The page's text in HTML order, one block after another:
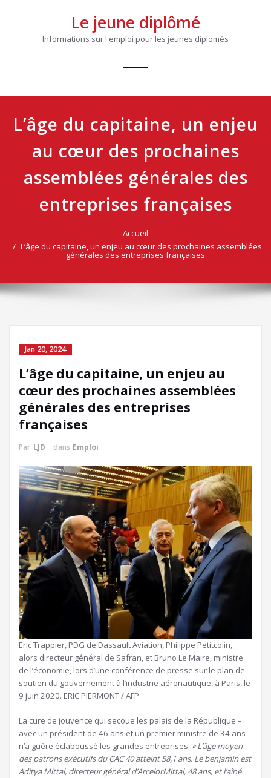
Le jeune diplômé
Informations sur l'emploi pour les jeunes diplomés
AFFICHER/MASQUER
L’âge du capitaine, un enjeu
au cœur des prochaines
assemblées générales des
entreprises françaises
Accueil
L’âge du capitaine, un enjeu au cœur des prochaines assemblées
générales des entreprises françaises
Jan 20, 2024
L’âge du capitaine, un enjeu au
cœur des prochaines assemblées
générales des entreprises
françaises
Par LJD dans Emploi
Eric Trappier, PDG de Dassault Aviation, Philippe Petitcolin,
alors directeur général de Safran, et Bruno Le Maire, ministre
de l’économie, lors d’une conférence de presse sur le plan de
soutien du gouvernement à l’industrie aéronautique, à Paris, le
9 juin 2020. ERIC PIERMONT / AFP
La cure de jouvence qui secoue les palais de la République –
avec un président de 46 ans et un premier ministre de 34 ans –
n’a guère éclaboussé les grandes entreprises. « L’âge moyen
des patrons exécutifs du CAC 40 atteint 58,1 ans. Le benjamin est
Aditya Mittal, directeur général d’ArcelorMittal, 48 ans, et l’aîné